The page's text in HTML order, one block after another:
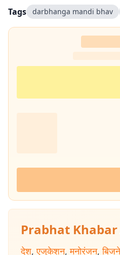
Tags darbhanga mandi bhav
Prabhat Khabar
देश, एजुकेशन, मनोरंजन,